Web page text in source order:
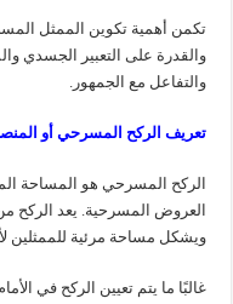
تكمن أهمية تكوين الممثل
والقدرة على التعبير الجسدي
والتفاعل مع الجمهور.
تعريف الركح المسرحي أو
الركح المسرحي هو المساحة
العروض المسرحية. يعد الركح
ويشكل مساحة مرئية للممثلين
غالبًا ما يتم تعيين الركح في